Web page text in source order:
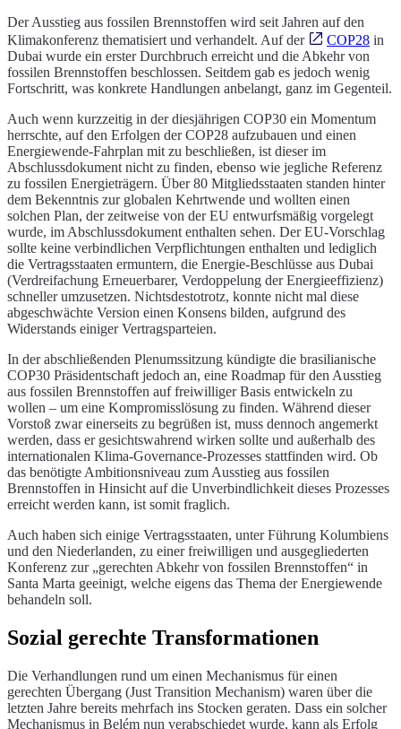
Der Ausstieg aus fossilen Brennstoffen wird seit Jahren auf den
Klimakonferenz thematisiert und verhandelt. Auf der
COP28 in
Dubai wurde ein erster Durchbruch erreicht und die Abkehr von
fossilen Brennstoffen beschlossen. Seitdem gab es jedoch wenig
Fortschritt, was konkrete Handlungen anbelangt, ganz im Gegenteil.
Auch wenn kurzzeitig in der diesjährigen COP30 ein Momentum
herrschte, auf den Erfolgen der COP28 aufzubauen und einen
Energiewende-Fahrplan mit zu beschließen, ist dieser im
Abschlussdokument nicht zu finden, ebenso wie jegliche Referenz
zu fossilen Energieträgern. Über 80 Mitgliedsstaaten standen hinter
dem Bekenntnis zur globalen Kehrtwende und wollten einen
solchen Plan, der zeitweise von der EU entwurfsmäßig vorgelegt
wurde, im Abschlussdokument enthalten sehen. Der EU-Vorschlag
sollte keine verbindlichen Verpflichtungen enthalten und lediglich
die Vertragsstaaten ermuntern, die Energie-Beschlüsse aus Dubai
(Verdreifachung Erneuerbarer, Verdoppelung der Energieeffizienz)
schneller umzusetzen. Nichtsdestotrotz, konnte nicht mal diese
abgeschwächte Version einen Konsens bilden, aufgrund des
Widerstands einiger Vertragsparteien.
In der abschließenden Plenumssitzung kündigte die brasilianische
COP30 Präsidentschaft jedoch an, eine Roadmap für den Ausstieg
aus fossilen Brennstoffen auf freiwilliger Basis entwickeln zu
wollen – um eine Kompromisslösung zu finden. Während dieser
Vorstoß zwar einerseits zu begrüßen ist, muss dennoch angemerkt
werden, dass er gesichtswahrend wirken sollte und außerhalb des
internationalen Klima-Governance-Prozesses stattfinden wird. Ob
das benötigte Ambitionsniveau zum Ausstieg aus fossilen
Brennstoffen in Hinsicht auf die Unverbindlichkeit dieses Prozesses
erreicht werden kann, ist somit fraglich.
Auch haben sich einige Vertragsstaaten, unter Führung Kolumbiens
und den Niederlanden, zu einer freiwilligen und ausgegliederten
Konferenz zur „gerechten Abkehr von fossilen Brennstoffen“ in
Santa Marta geeinigt, welche eigens das Thema der Energiewende
behandeln soll.
Sozial gerechte Transformationen
Die Verhandlungen rund um einen Mechanismus für einen
gerechten Übergang (Just Transition Mechanism) waren über die
letzten Jahre bereits mehrfach ins Stocken geraten. Dass ein solcher
Mechanismus in Belém nun verabschiedet wurde, kann als Erfolg